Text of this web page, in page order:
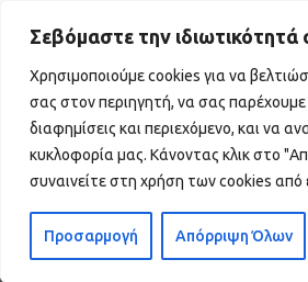
Σεβόμαστε την ιδιωτικότητά
Χρησιμοποιούμε cookies για να
σας στον περιηγητή, να σας παρέχουμε
διαφημίσεις και περιεχόμενο, και να
κυκλοφορία μας. Κάνοντας κλικ στο
συναινείτε στη χρήση των cookies από
Προσαρμογή Απόρριψη Όλων
WEB DEVELOPMENT BY
|
Πολιτική Προστασίας
|
Πολιτική Cookies